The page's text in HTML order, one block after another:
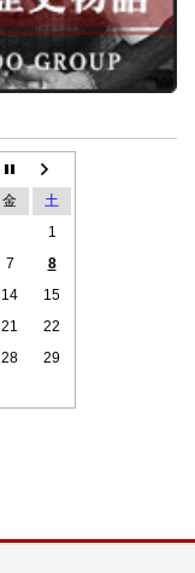
金
土
1
7
8
14
15
21
22
28
29